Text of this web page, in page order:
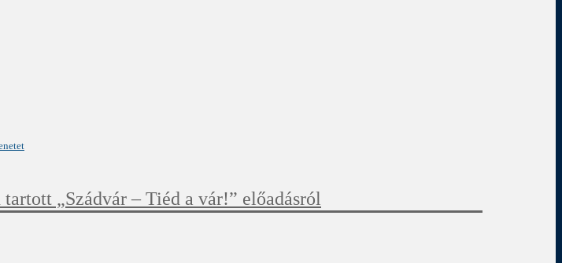
„Szádvár – Tiéd a vár!” előadásról